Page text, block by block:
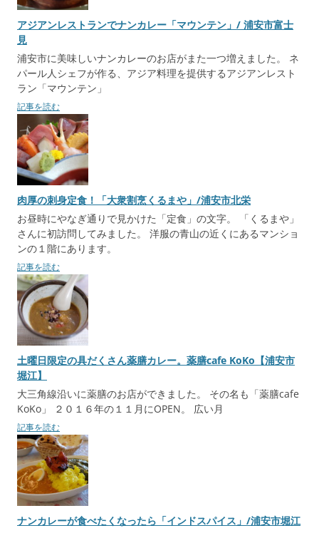
ョ
ン
アジアンレストランでナンカレー「マウンテン」/ 浦安市富士
見
浦安市に美味しいナンカレーのお店がまた一つ増えました。 ネ
パール人シェフが作る、アジア料理を提供するアジアンレスト
ラン「マウンテン」
記事を読む
肉厚の刺身定食！「大衆割烹くるまや」/浦安市北栄
お昼時にやなぎ通りで見かけた「定食」の文字。 「くるまや」
さんに初訪問してみました。 洋服の青山の近くにあるマンショ
ンの１階にあります。
記事を読む
土曜日限定の具だくさん薬膳カレー。薬膳cafe KoKo【浦安市
堀江】
大三角線沿いに薬膳のお店ができました。 その名も「薬膳cafe
KoKo」 ２０１６年の１１月にOPEN。 広い月
記事を読む
ナンカレーが食べたくなったら「インドスパイス」/浦安市堀江